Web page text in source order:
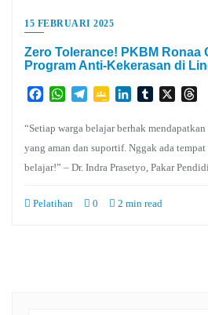
15 FEBRUARI 2025
Zero Tolerance! PKBM Ronaa
Program Anti-Kekerasan di
FacebookWhatsApp
TelegramGoogleLinkedInTumblr
X
“Setiap warga belajar berhak
yang aman dan suportif. Nggak ada
belajar!” – Dr. Indra Prasetyo, Pakar
Pelatihan 0 2 min read